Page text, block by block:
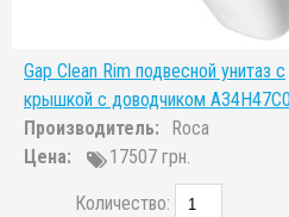
Gap Clean Rim подвесной унитаз с
крышкой с доводчиком
Производитель:
Roca
Цена:
17507 грн.
Количество: